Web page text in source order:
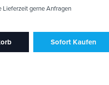
Lieferzeit gerne Anfragen
Sofort Kaufen